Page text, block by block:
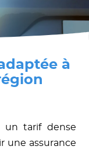
à
un tarif dense
une assurance